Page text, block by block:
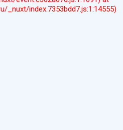
_nuxt/index.7353bdd7.js:1:14555)